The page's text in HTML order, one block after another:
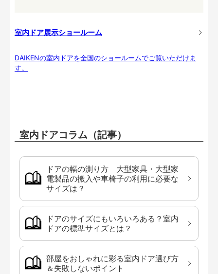
室内ドア展示ショールーム
DAIKENの室内ドアを全国のショールームでご覧いただけま
す。
室内ドアコラム（記事）
ドアの幅の測り方 大型家具・大型家
電製品の搬入や車椅子の利用に必要な
サイズは？
ドアのサイズにもいろいろある？室内
ドアの標準サイズとは？
部屋をおしゃれに彩る室内ドア選び方
＆失敗しないポイント